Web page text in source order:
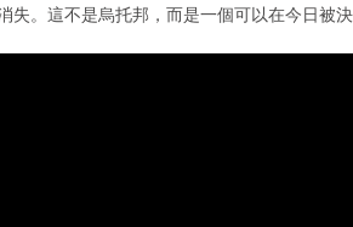
失。這不是烏托邦，而是一個可以在今日被